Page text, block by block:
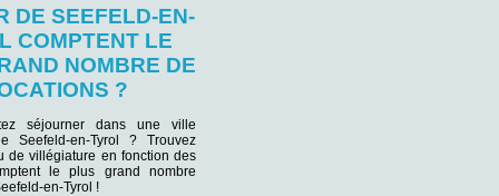
DE SEEFELD-EN-
COMPTENT LE
NOMBRE DE
?
séjourner dans une ville
Seefeld-en-Tyrol ? Trouvez
de villégiature en fonction des
le plus grand nombre
en-Tyrol !